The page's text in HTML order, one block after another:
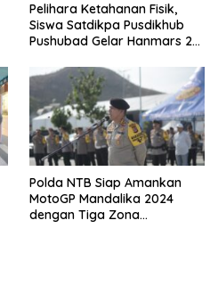
Pelihara Ketahanan Fisik,
Siswa Satdikpa Pusdikhub
Pushubad Gelar Hanmars 25
Polda NTB Siap Amankan
MotoGP Mandalika 2024
dengan Tiga Zona